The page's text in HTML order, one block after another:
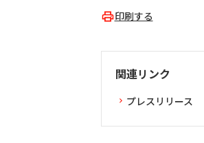
印刷する
関連リンク
プレスリリース